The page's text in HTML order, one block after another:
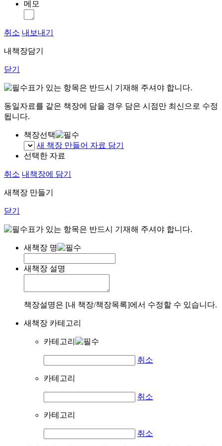
메모
취소 내보내기
내책장담기
닫기
표가 있는 항목은 반드시 기재해 주셔야 합니다.
동일자료를 같은 책장에 담을 경우 담은 시점만 최신으로 수정
됩니다.
책장선택
새 책장 만들어 자료 담기
선택한 자료
취소 내책장에 담기
새책장 만들기
닫기
표가 있는 항목은 반드시 기재해 주셔야 합니다.
새책장 명
새책장 설명
책장설명은 [내 책장/책장목록]에서 수정할 수 있습니다.
새책장 카테고리
카테고리
취소
카테고리
취소
카테고리
취소